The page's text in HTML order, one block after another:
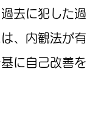
去に犯した過
、内観法が有
に自己改善を